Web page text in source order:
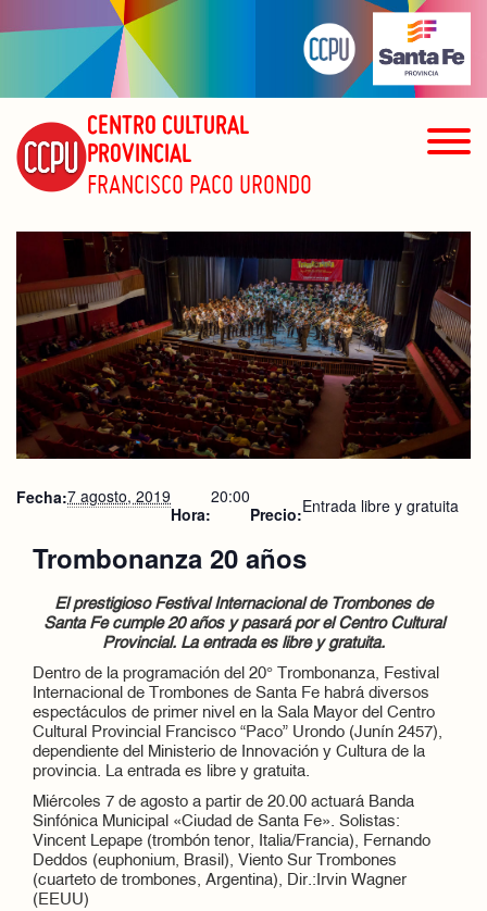
CENTRO CULTURAL
PROVINCIAL
FRANCISCO PACO URONDO
Fecha:7 agosto, 2019
Hora:
20:00
Precio:Entrada libre y gratuita
Trombonanza 20 años
El prestigioso Festival Internacional de Trombones de
Santa Fe cumple 20 años y pasará por el Centro Cultural
Provincial. La entrada es libre y gratuita.
Dentro de la programación del 20° Trombonanza, Festival
Internacional de Trombones de Santa Fe habrá diversos
espectáculos de primer nivel en la Sala Mayor del Centro
Cultural Provincial Francisco “Paco” Urondo (Junín 2457),
dependiente del Ministerio de Innovación y Cultura de la
provincia. La entrada es libre y gratuita.
Miércoles 7 de agosto a partir de 20.00 actuará Banda
Sinfónica Municipal «Ciudad de Santa Fe». Solistas:
Vincent Lepape (trombón tenor, Italia/Francia), Fernando
Deddos (euphonium, Brasil), Viento Sur Trombones
(cuarteto de trombones, Argentina), Dir.:Irvin Wagner
(EEUU)